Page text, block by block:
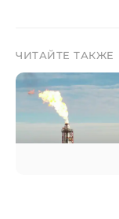
ЧИТАЙТЕ ТАКЖЕ